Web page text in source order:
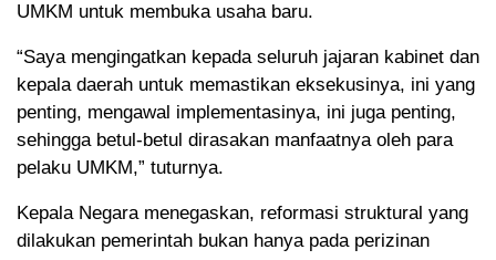
UMKM untuk membuka usaha baru.
“Saya mengingatkan kepada seluruh jajaran kabinet dan
kepala daerah untuk memastikan eksekusinya, ini yang
penting, mengawal implementasinya, ini juga penting,
sehingga betul-betul dirasakan manfaatnya oleh para
pelaku UMKM,” tuturnya.
Kepala Negara menegaskan, reformasi struktural yang
dilakukan pemerintah bukan hanya pada perizinan